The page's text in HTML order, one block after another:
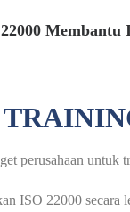
perusahaan untuk
ISO 22000 secara